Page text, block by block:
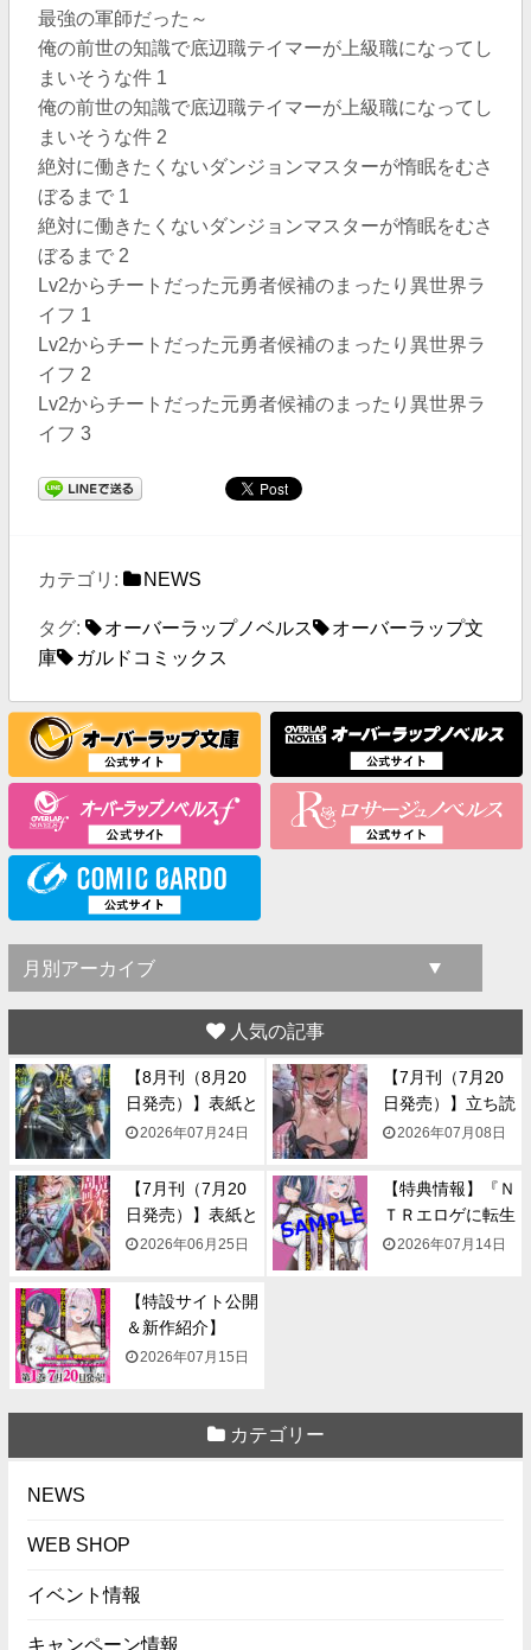
最強の軍師だった～
俺の前世の知識で底辺職テイマーが上級職になってし
まいそうな件 1
俺の前世の知識で底辺職テイマーが上級職になってし
まいそうな件 2
絶対に働きたくないダンジョンマスターが惰眠をむさ
ぼるまで 1
絶対に働きたくないダンジョンマスターが惰眠をむさ
ぼるまで 2
Lv2からチートだった元勇者候補のまったり異世界ラ
イフ 1
Lv2からチートだった元勇者候補のまったり異世界ラ
イフ 2
Lv2からチートだった元勇者候補のまったり異世界ラ
イフ 3
カテゴリ: NEWS
タグ: オーバーラップノベルス
オーバーラップ文
庫
ガルドコミックス
人気の記事
【8月刊（8月20
日発売）】表紙と
一...2026年07月24日
【7月刊（7月20
日発売）】立ち読
み...2026年07月08日
【7月刊（7月20
日発売）】表紙と
一...2026年06月25日
【特典情報】『Ｎ
ＴＲエロゲに転生
して...
2026年07月14日
【特設サイト公開
＆新作紹介】
『NTR...
2026年07月15日
カテゴリー
NEWS
WEB SHOP
イベント情報
キャンペーン情報